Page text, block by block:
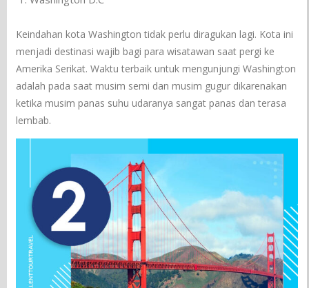
Keindahan kota Washington tidak perlu diragukan lagi. Kota ini
menjadi destinasi wajib bagi para wisatawan saat pergi ke
Amerika Serikat. Waktu terbaik untuk mengunjungi Washington
adalah pada saat musim semi dan musim gugur dikarenakan
ketika musim panas suhu udaranya sangat panas dan terasa
lembab.